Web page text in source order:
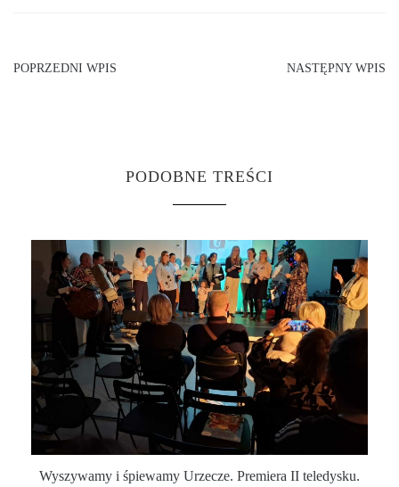
POPRZEDNI WPIS NASTĘPNY WPIS
PODOBNE TREŚCI
Wyszywamy i śpiewamy Urzecze. Premiera II teledysku.